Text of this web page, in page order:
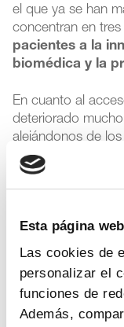
Esta página
Las cookies de
personalizar el
funciones de
Además,
el que ya se han
concentran en
pacientes a la
biomédica y la
En cuanto al
deteriorado
alejándonos de
recordó que
batería de
conseguir mejorar
innovación
En esta línea,
tanto gasto- de
contribución a la
calidad de vida -